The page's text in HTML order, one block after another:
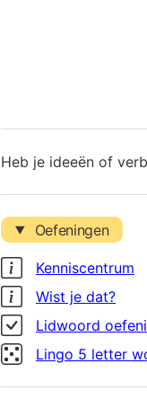
Heb je ideeën of
Oefeningen
Kenniscentrum
Wist je dat?
Lidwoord
Lingo 5 letter